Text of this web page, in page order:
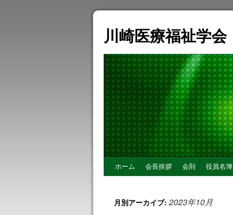
川崎医療福祉学会
テ
ホーム 会長挨拶 会則 役員名簿
月別アーカイブ: 2023年10月